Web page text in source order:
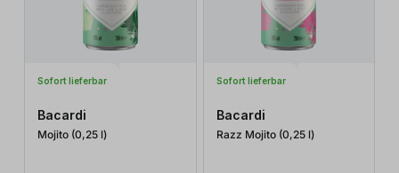
Sofort lieferbar
Bacardi
Mojito (0,25 l)
Sofort lieferbar
Bacardi
Razz Mojito (0,25 l)